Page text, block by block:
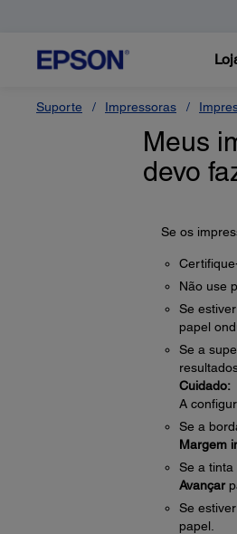
Suporte Impressoras
Meus
devo
Se os
Não use
Se
papel
Se a
Cuidado:
A
Se a
Margem
Se a tinta
Avançar
Se
papel.